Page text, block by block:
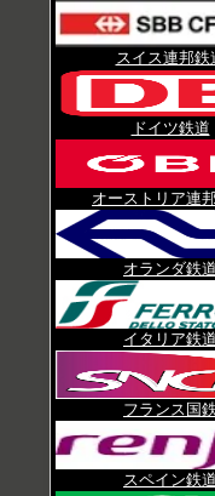
スイス連邦鉄
ドイツ鉄道
オーストリア連
オランダ鉄道
イタリア鉄道
フランス国
スペイン鉄道